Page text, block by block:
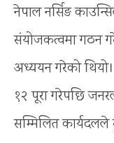
नेपाल नर्सिङ
संयोजकत्वमा गठन
अध्ययन गरेको
१२ पूरा गरेपछि
सम्मिलित कार्यदलले